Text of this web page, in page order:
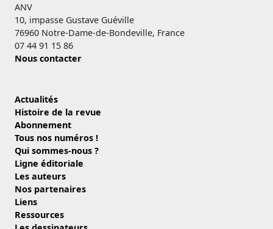
ANV
10, impasse Gustave Guéville
76960 Notre-Dame-de-Bondeville, France
07 44 91 15 86
Nous contacter
Actualités
Histoire de la revue
Abonnement
Tous nos numéros !
Qui sommes-nous ?
Ligne éditoriale
Les auteurs
Nos partenaires
Liens
Ressources